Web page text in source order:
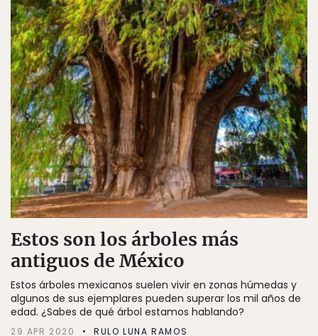
Estos son los árboles más
antiguos de México
Estos árboles mexicanos suelen vivir en zonas húmedas y
algunos de sus ejemplares pueden superar los mil años de
edad. ¿Sabes de qué árbol estamos hablando?
29 APR 2020 RULO LUNA RAMOS